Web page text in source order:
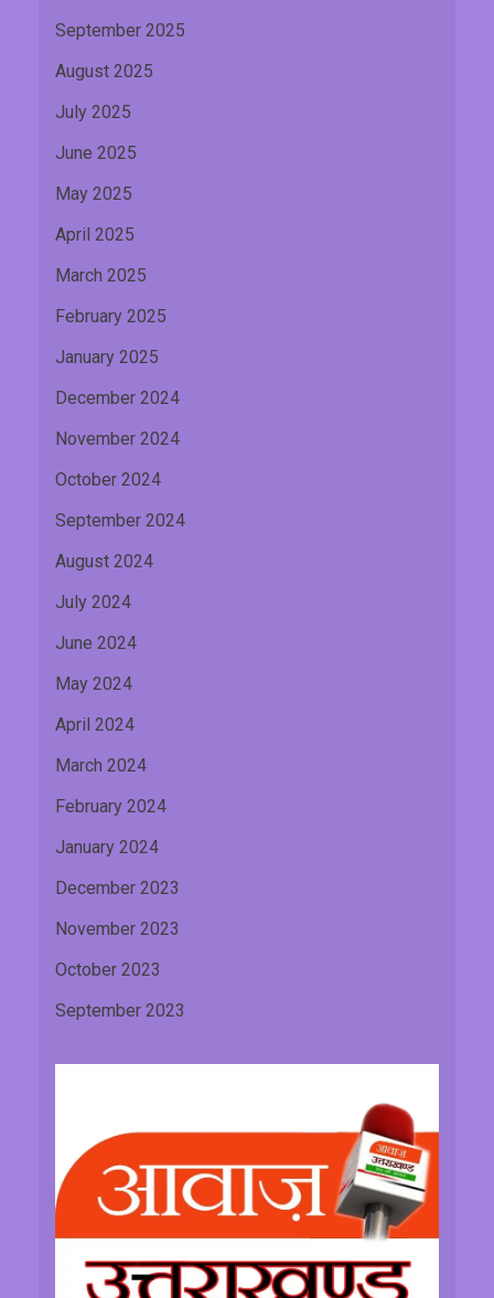
September 2025
August 2025
July 2025
June 2025
May 2025
April 2025
March 2025
February 2025
January 2025
December 2024
November 2024
October 2024
September 2024
August 2024
July 2024
June 2024
May 2024
April 2024
March 2024
February 2024
January 2024
December 2023
November 2023
October 2023
September 2023